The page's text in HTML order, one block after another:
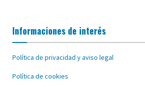
Informaciones de interés
Política de privacidad y aviso legal
Política de cookies